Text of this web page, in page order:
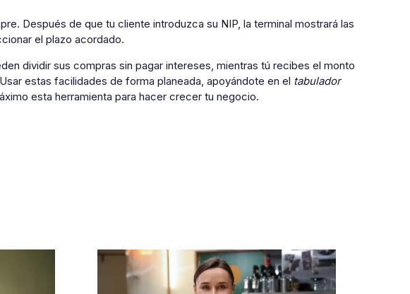
Después de que tu cliente introduzca su NIP, la terminal mostrará las
el plazo acordado.
dividir sus compras sin pagar intereses, mientras tú recibes el monto
estas facilidades de forma planeada, apoyándote en el tabulador
esta herramienta para hacer crecer tu negocio.